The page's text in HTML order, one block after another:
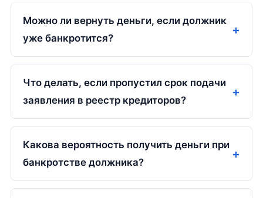
Можно ли вернуть деньги, если должник
уже банкротится?
Что делать, если пропустил срок подачи
заявления в реестр кредиторов?
Какова вероятность получить деньги при
банкротстве должника?